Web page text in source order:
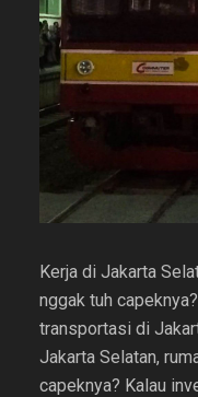
Kerja di Jakarta
nggak tuh
transportasi di
Jakarta Selatan,
capeknya? Kalau